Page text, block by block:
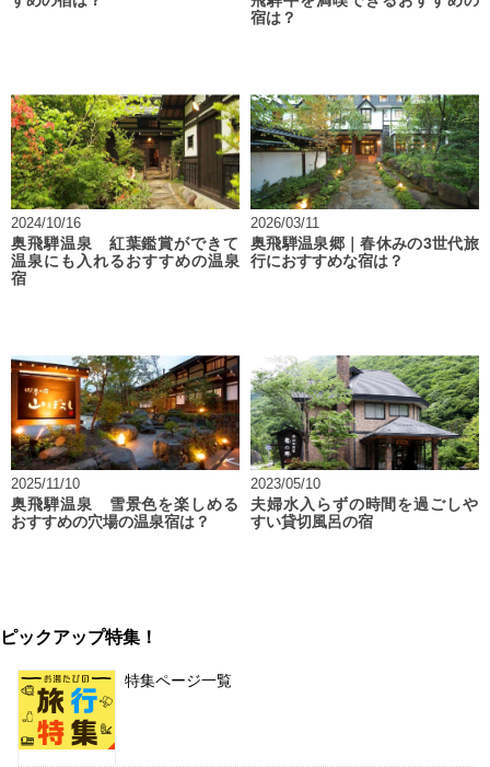
宿は？
2024/10/16
奥飛騨温泉 紅葉鑑賞ができて
温泉にも入れるおすすめの温泉
宿
2026/03/11
奥飛騨温泉郷｜春休みの3世代旅
行におすすめな宿は？
2025/11/10
奥飛騨温泉 雪景色を楽しめる
おすすめの穴場の温泉宿は？
2023/05/10
夫婦水入らずの時間を過ごしや
すい貸切風呂の宿
ピックアップ特集！
特集ページ一覧